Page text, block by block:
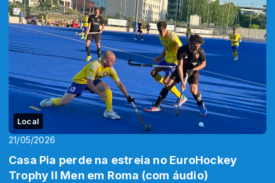
Local
21/05/2026
Casa Pia perde na estreia no EuroHockey
Trophy II Men em Roma (com áudio)